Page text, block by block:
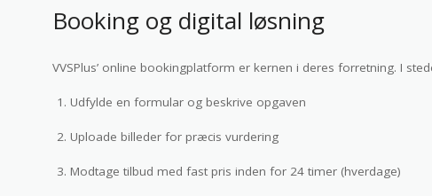
Booking og digital løsning
VVSPlus’ online bookingplatform er kernen i deres forretning. I
Udfylde en formular og beskrive opgaven
Uploade billeder for præcis vurdering
Modtage tilbud med fast pris inden for 24 timer (hverdage)